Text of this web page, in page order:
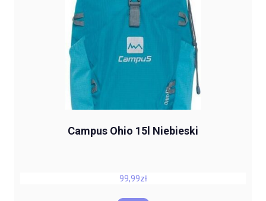
Campus Ohio 15l Niebieski
99,99zł